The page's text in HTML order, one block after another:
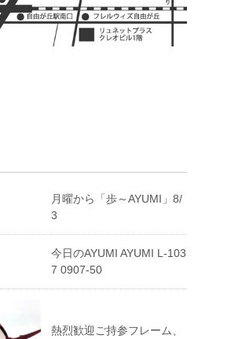
月曜から「歩～AYUMI」8/
3
今日のAYUMI AYUMI L-103
7 0907-50
熱烈歓迎ご持参フレーム、